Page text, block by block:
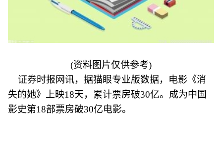
(资料图片仅供参考)
证券时报网讯，据猫眼专业版数据，电影《消
失的她》上映18天，累计票房破30亿。成为中国
影史第18部票房破30亿电影。